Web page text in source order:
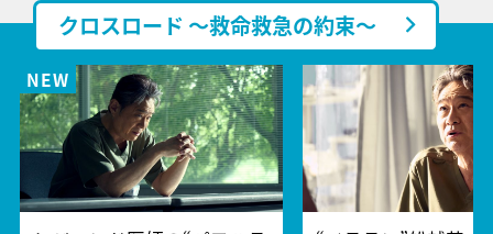
クロスロード ～救命救急の約束～